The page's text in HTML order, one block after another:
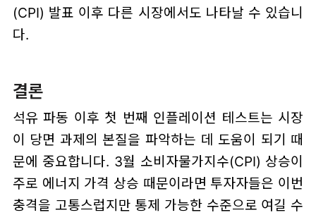
(CPI) 발표 이후 다른 시장에서도 나타날 수 있습니
다.
결론
석유 파동 이후 첫 번째 인플레이션 테스트는 시장
이 당면 과제의 본질을 파악하는 데 도움이 되기 때
문에 중요합니다. 3월 소비자물가지수(CPI) 상승이
주로 에너지 가격 상승 때문이라면 투자자들은 이번
충격을 고통스럽지만 통제 가능한 수준으로 여길 수